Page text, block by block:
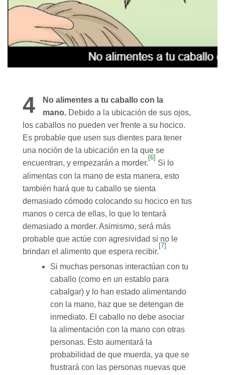
4
No alimentes a tu caballo con la
mano. Debido a la ubicación de sus ojos,
los caballos no pueden ver frente a su hocico.
Es probable que usen sus dientes para tener
una noción de la ubicación en la que se
encuentran, y empezarán a morder.
[6]
Si lo
alimentas con la mano de esta manera, esto
también hará que tu caballo se sienta
demasiado cómodo colocando su hocico en tus
manos o cerca de ellas, lo que lo tentará
demasiado a morder. Asimismo, será más
probable que actúe con agresividad si no le
brindan el alimento que espera recibir.
[7]
Si muchas personas interactúan con tu
caballo (como en un establo para
cabalgar) y lo han estado alimentando
con la mano, haz que se detengan de
inmediato. El caballo no debe asociar
la alimentación con la mano con otras
personas. Esto aumentará la
probabilidad de que muerda, ya que se
frustrará con las personas nuevas que